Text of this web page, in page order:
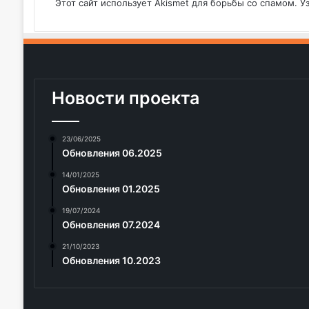
Этот сайт использует Akismet для борьбы со спамом.
Новости проекта
23/06/2025
Обновления 06.2025
14/01/2025
Обновления 01.2025
19/07/2024
Обновления 07.2024
21/10/2023
Обновления 10.2023